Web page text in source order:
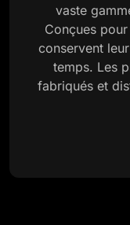
vaste
Conçues
conservent
temps. Les
fabriqués et